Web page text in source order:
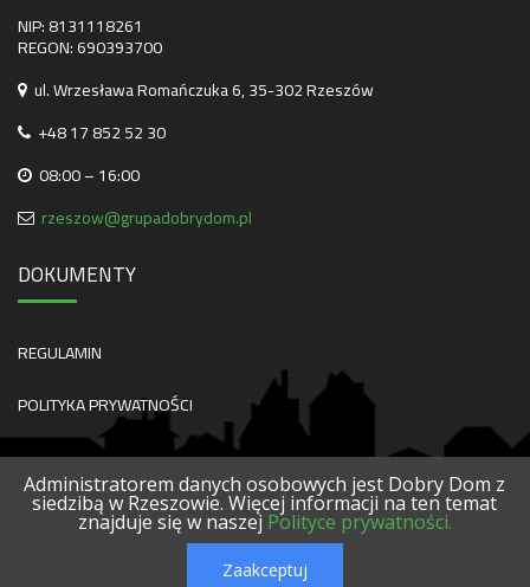
NIP: 8131118261
REGON: 690393700
ul. Wrzesława Romańczuka 6, 35-302 Rzeszów
+48 17 852 52 30
08:00 – 16:00
rzeszow@grupadobrydom.pl
DOKUMENTY
REGULAMIN
POLITYKA PRYWATNOŚCI
SERWISY POLECANE FIRMY
Administratorem danych osobowych jest Dobry Dom z
siedzibą w Rzeszowie. Więcej informacji na ten temat
znajduje się w naszej Polityce prywatności.
Zaakceptuj